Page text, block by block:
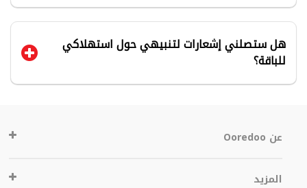
هل ستصلني إشعارات لتنبيهي حول استهلاكي
للباقة؟
عن Ooredoo
المزيد